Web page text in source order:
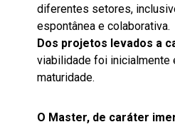
diferentes setores,
espontânea e colaborativa.
Dos projetos levados a
viabilidade foi inicialmente
maturidade.
O Master, de caráter